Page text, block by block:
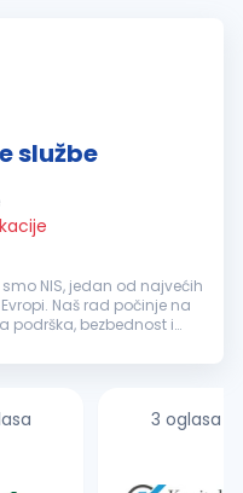
službe
Naš rad počinje na
podrška, bezbednost i
3 oglasa